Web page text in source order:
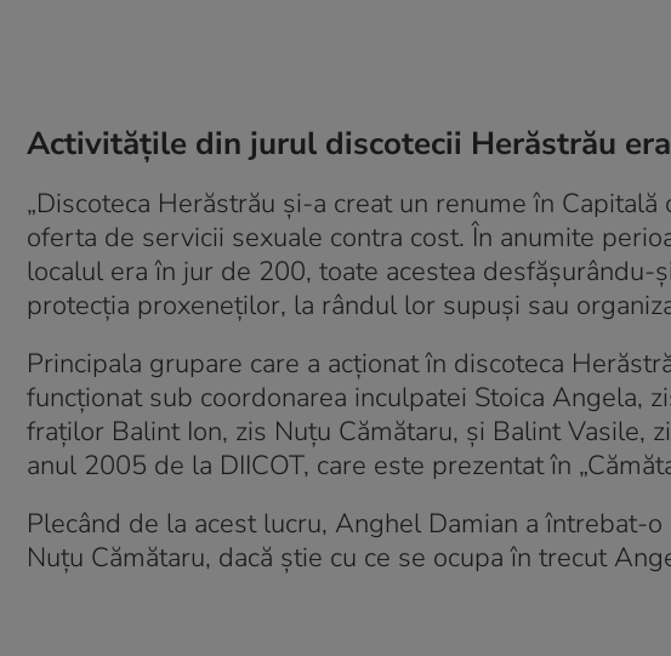
Activitățile din jurul discotecii Herăstrău
„Discoteca Herăstrău și-a creat un renume în
oferta de servicii sexuale contra cost. În anumite
localul era în jur de 200, toate acestea
protecția proxeneților, la rândul lor supuși sau
Principala grupare care a acționat în discoteca
funcționat sub coordonarea inculpatei Stoica Angela,
fraților Balint Ion, zis Nuțu Cămătaru, și Balint Vasile,
anul 2005 de la DIICOT, care este prezentat în
Plecând de la acest lucru, Anghel Damian a întrebat-
Nuțu Cămătaru, dacă știe cu ce se ocupa în trecut